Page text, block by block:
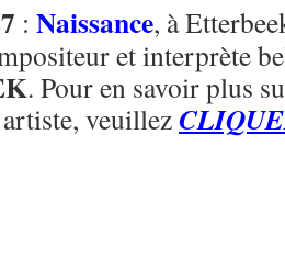
: Naissance, à
et interprète
. Pour en savoir plus
veuillez